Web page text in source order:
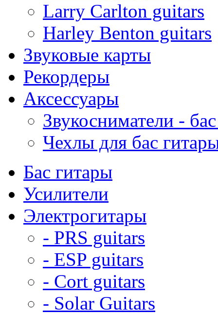
Larry Carlton guitars
Harley Benton guitars
Звуковые карты
Рекордеры
Аксессуары
Звукосниматели -
Чехлы для бас
Бас гитары
Усилители
Электрогитары
- PRS guitars
- ESP guitars
- Cort guitars
- Solar Guitars